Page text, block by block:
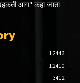
आग" कहा जाता
12443
12410
3412